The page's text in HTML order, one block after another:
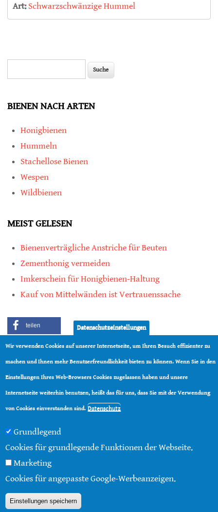
Art:Schwarzschwänzige Hummel
BIENEN NACH ARTEN
Honigbienen
Hummeln
Stachellose Bienen
Wespen
Wildbienen
MEIST GELESEN
Bienenverträgliche Anstriche für Beuten
Zementhonig vermeiden
Imkerschein für Honigbienen-Haltung
Kauf von Mittelwänden ist Vertrauenssache
teilen
teilen
Über diese Seite|
Datenschutz|Kontakt
Datenschutzeinstellungen
Wir verwenden Cookies auf unserer Internetseite, um Ihren Besuch effizienter zu
machen und Ihnen mehr Benutzerfreundlichkeit bieten zu können. Wenn Sie in den
Einstellungen Ihres Web-Browsers Cookies zugelassen haben und unsere
Internetseite weiterhin benutzen, heißt das für uns, dass Sie mit der Verwendung
von Cookies einverstanden sind. Datenschutz
Grundlegend
Cookies für grundlegende Funktionen der Webseite.
Marketing
Cookies für angepasste Google-Werbeanzeigen.
Einstellungen speichern